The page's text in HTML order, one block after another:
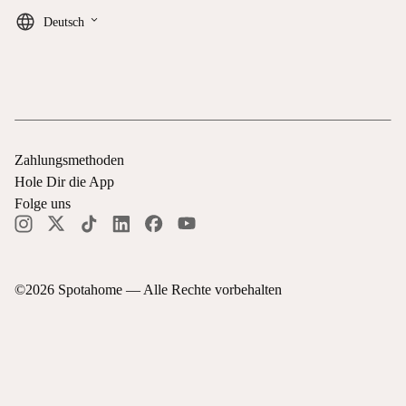
Deutsch keyboard_arrow_down
©2026 Spotahome — Alle Rechte vorbehalten
Zahlungsmethoden
Hole Dir die App
Folge uns